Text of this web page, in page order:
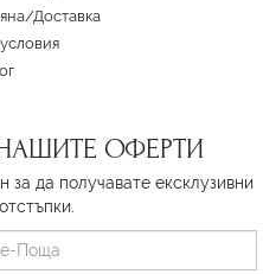
/Доставка
ОФЕРТИ
да получавате ексклузивни